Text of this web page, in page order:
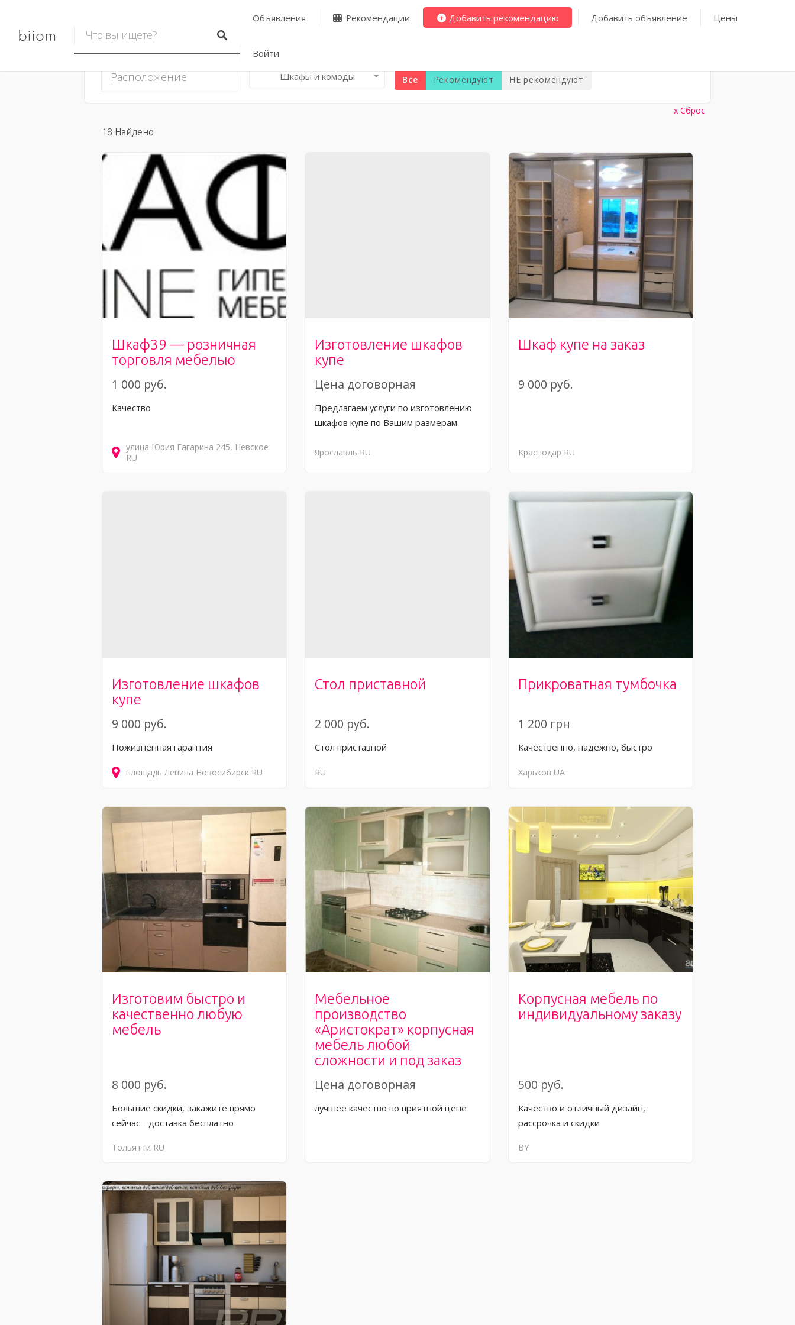
biiom
Объявления Рекомендации Добавить рекомендацию Добавить объявление Цены
Войти
Шкафы и комоды
Все Рекомендуют НЕ рекомендуют
18 Найдено
Сброс
Шкаф39 — розничная
торговля мебелью
1 000 руб.
Качество
улица Юрия Гагарина 245 Невское
RU
Изготовление шкафов
купе
Цена договорная
Предлагаем услуги по изготовлению
шкафов купе по Вашим размерам
Ярославль RU
Шкаф купе на заказ
9 000 руб.
Краснодар RU
Изготовление шкафов
купе
9 000 руб.
Пожизненная гарантия
площадь Ленина Новосибирск RU
Стол приставной
2 000 руб.
Стол приставной
RU
Прикроватная тумбочка
1 200 грн
Качественно, надёжно, быстро
Харьков UA
Изготовим быстро и
качественно любую
мебель
8 000 руб.
Большие скидки, закажите прямо
сейчас - доставка бесплатно
Тольятти RU
Мебельное
производство
«Аристократ» корпусная
мебель любой
сложности и под заказ
Цена договорная
лучшее качество по приятной цене
Корпусная мебель по
индивидуальному заказу
500 руб.
Качество и отличный дизайн,
рассрочка и скидки
BY